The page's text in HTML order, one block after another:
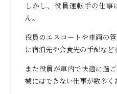
しかし、役員運転手の仕
ん。
役員のエスコートや車両の
に宿泊先や会食先の手配など
また役員が車内で快適に過
械にはできない仕事が数多く